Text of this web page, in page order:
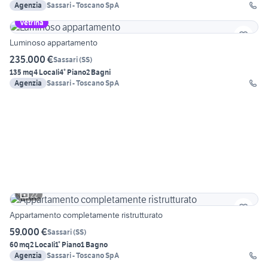
Agenzia Sassari - Toscano SpA
Vetrina
Luminoso appartamento
235.000 €Sassari(SS)
135 mq4 Locali4° Piano2 Bagni
Agenzia Sassari - Toscano SpA
22
Appartamento completamente ristrutturato
59.000 €Sassari(SS)
60 mq2 Locali1° Piano1 Bagno
Agenzia Sassari - Toscano SpA